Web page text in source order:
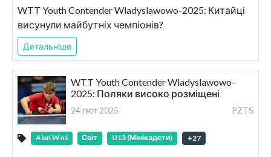
WTT Youth Contender Wladyslawowo-2025: Китайці
висунули майбутніх чемпіонів?
Детальніше
WTT Youth Contender Wladyslawowo-
2025: Поляки високо розміщені
24 лют 2025 PZTS
Alan Woś Світ U13 (Мінікадети) +27